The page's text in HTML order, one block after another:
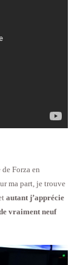
Forza en
ma part, je trouve
autant j’apprécie
vraiment neuf